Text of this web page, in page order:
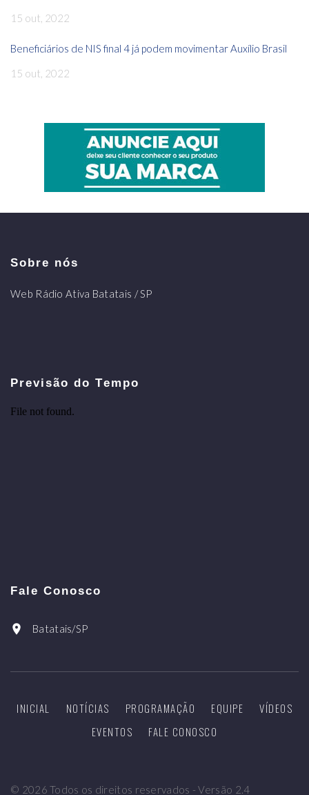
15 out, 2022
Beneficiários de NIS final 4 já podem movimentar Auxílio Brasil
15 out, 2022
Sobre nós
Web Rádio Ativa Batatais / SP
Previsão do Tempo
Fale Conosco
Batatais/SP
INICIAL NOTÍCIAS PROGRAMAÇÃO EQUIPE
VÍDEOS
EVENTOS
FALE CONOSCO
© 2026 Todos os direitos reservados - Versão 2.4